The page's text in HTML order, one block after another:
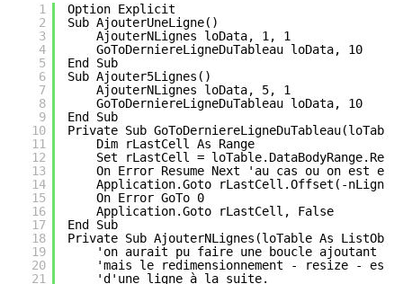
1
2
3
4
5
6
7
8
9
10
11
12
13
14
15
16
17
18
19
20
21
Option Explicit
Sub AjouterUneLigne()
AjouterNLignes loData, 1, 1
GoToDerniereLigneDuTableau loData, 10
End Sub
Sub Ajouter5Lignes()
AjouterNLignes loData, 5, 1
GoToDerniereLigneDuTableau loData, 10
End Sub
Private Sub
Dim rLastCell As Range
Set rLastCell =
On Error Resume Next 'au cas ou on est
Application.Goto rLastCell.Offset(-
On Error GoTo 0
Application.Goto rLastCell, False
End Sub
Private Sub AjouterNLignes(loTable As
'on aurait pu faire une boucle ajoutant
'mais le redimensionnement - resize - est
'd'une ligne à la suite.